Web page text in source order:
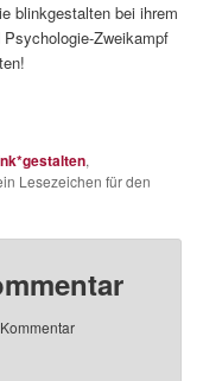
blinkgestalten bei ihrem
Zweikampf
,
Lesezeichen für den